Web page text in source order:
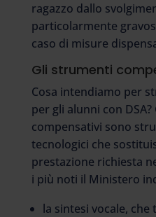
ragazzo dallo
particolarmente
caso di misure
Gli strumenti
Cosa intendiamo per
per gli alunni con
compensativi sono
tecnologici che
prestazione richiesta
i più noti il Ministero
la sintesi vocale,